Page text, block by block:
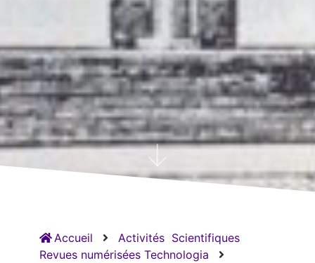
Accueil Activités Scientifiques
Revues numérisées Technologia